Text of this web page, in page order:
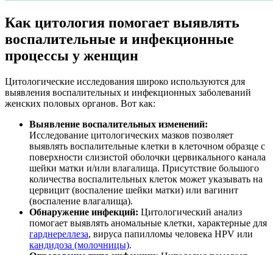
Как цитология помогает выявлять
воспалительные и инфекционные
процессы у женщин
Цитологические исследования широко используются для
выявления воспалительных и инфекционных заболеваний
женских половых органов. Вот как:
Выявление воспалительных изменений:
Исследование цитологических мазков позволяет
выявлять воспалительные клетки в клеточном образце с
поверхности слизистой оболочки цервикального канала
шейки матки и/или влагалища. Присутствие большого
количества воспалительных клеток может указывать на
цервицит (воспаление шейки матки) или вагинит
(воспаление влагалища).
Обнаружение инфекций: Цитологический анализ
помогает выявлять аномальные клетки, характерные для
гарднереллеза, вируса папилломы человека HPV или
кандидоза (молочницы).